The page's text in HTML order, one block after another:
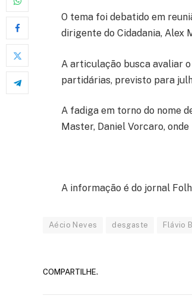
O tema foi debatido em
dirigente do Cidadania, Alex
A articulação busca avaliar
partidárias, previsto para
A fadiga em torno do nome
Master, Daniel Vorcaro,
A informação é do jornal
Aécio Neves desgaste Flávio
COMPARTILHE.